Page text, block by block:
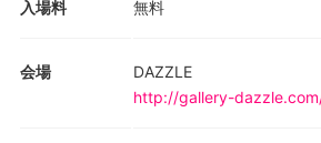
入場料 無料
会場
DAZZLE
http://gallery-